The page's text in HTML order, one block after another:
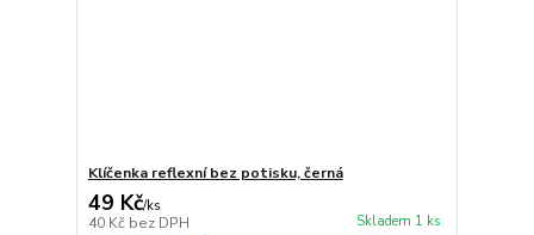
Klíčenka reflexní bez potisku, černá
49 Kč/ks
40 Kč bez DPH Skladem 1 ks